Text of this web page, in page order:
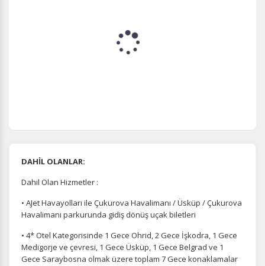
DAHİL OLANLAR:
Dahil Olan Hizmetler :
• AJet Havayolları ile Çukurova Havalimanı / Üsküp / Çukurova
Havalimanı parkurunda gidiş dönüş uçak biletleri
• 4* Otel Kategorisinde 1 Gece Ohrid, 2 Gece İşkodra, 1 Gece
Medigorje ve çevresi, 1 Gece Üsküp, 1 Gece Belgrad ve 1
Gece Saraybosna olmak üzere toplam 7 Gece konaklamalar